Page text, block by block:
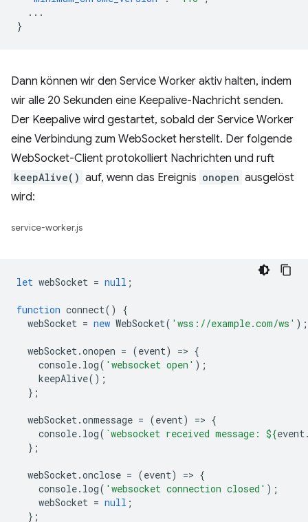
...
}
Dann können wir den Service Worker aktiv halten, indem
wir alle 20 Sekunden eine Keepalive-Nachricht senden.
Der Keepalive wird gestartet, sobald der Service Worker
eine Verbindung zum WebSocket herstellt. Der folgende
WebSocket-Client protokolliert Nachrichten und ruft
keepAlive() auf, wenn das Ereignis onopen ausgelöst
wird:
service-worker.js
let webSocket = null ;
function connect()
{
webSocket = new WebSocket( 'wss://example.com/ws' );
webSocket.onopen = (event) => {
console. log( 'websocket open' );
keepAlive();
};
webSocket.onmessage = (event) => {
console. log( `websocket received message: ${event
};
webSocket.onclose = (event) => {
console. log( 'websocket connection closed' );
webSocket = null ;
};